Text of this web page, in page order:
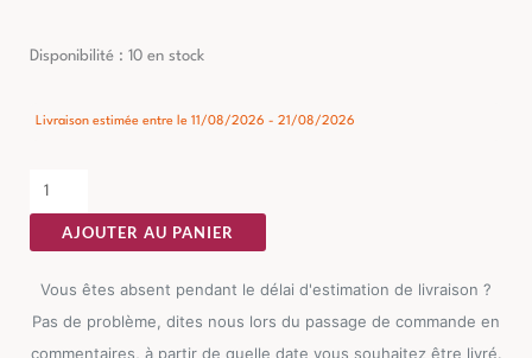
Disponibilité : 10 en stock
Livraison estimée entre le 11/08/2026 - 21/08/2026
quantité
Table
Noir-
naturel
Ixia
AJOUTER AU PANIER
Vous êtes absent pendant le délai d'estimation de livraison ?
Pas de problème, dites nous lors du passage de commande en
commentaires, à partir de quelle date vous souhaitez être livré.